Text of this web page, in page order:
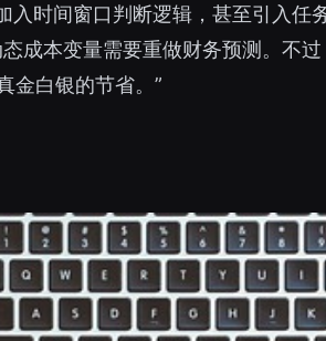
时间窗口判断逻辑，甚至引入任
成本变量需要重做财务预测。不
金白银的节省。”